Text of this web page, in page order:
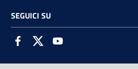
SEGUICI SU
FacebookTwitter